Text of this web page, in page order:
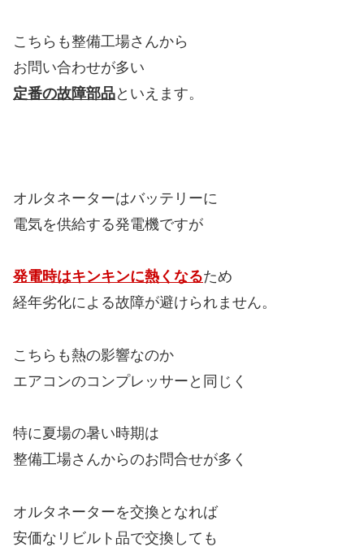
こちらも整備工場さんから
お問い合わせが多い
定番の故障部品といえます。
オルタネーターはバッテリーに
電気を供給する発電機ですが
発電時はキンキンに熱くなるため
経年劣化による故障が避けられません。
こちらも熱の影響なのか
エアコンのコンプレッサーと同じく
特に夏場の暑い時期は
整備工場さんからのお問合せが多く
オルタネーターを交換となれば
安価なリビルト品で交換しても